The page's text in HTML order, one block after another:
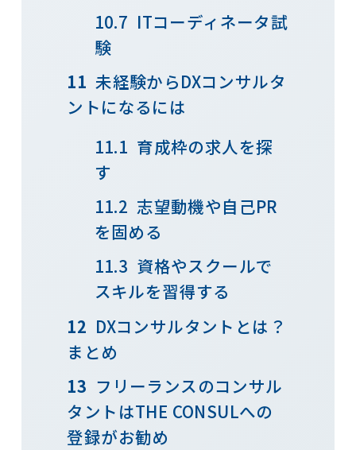
ITコーディネータ試
験
未経験からDXコンサルタ
ントになるには
育成枠の求人を探
す
志望動機や自己PR
を固める
資格やスクールで
スキルを習得する
DXコンサルタントとは？
まとめ
フリーランスのコンサル
タントはTHE CONSULへの
登録がお勧め